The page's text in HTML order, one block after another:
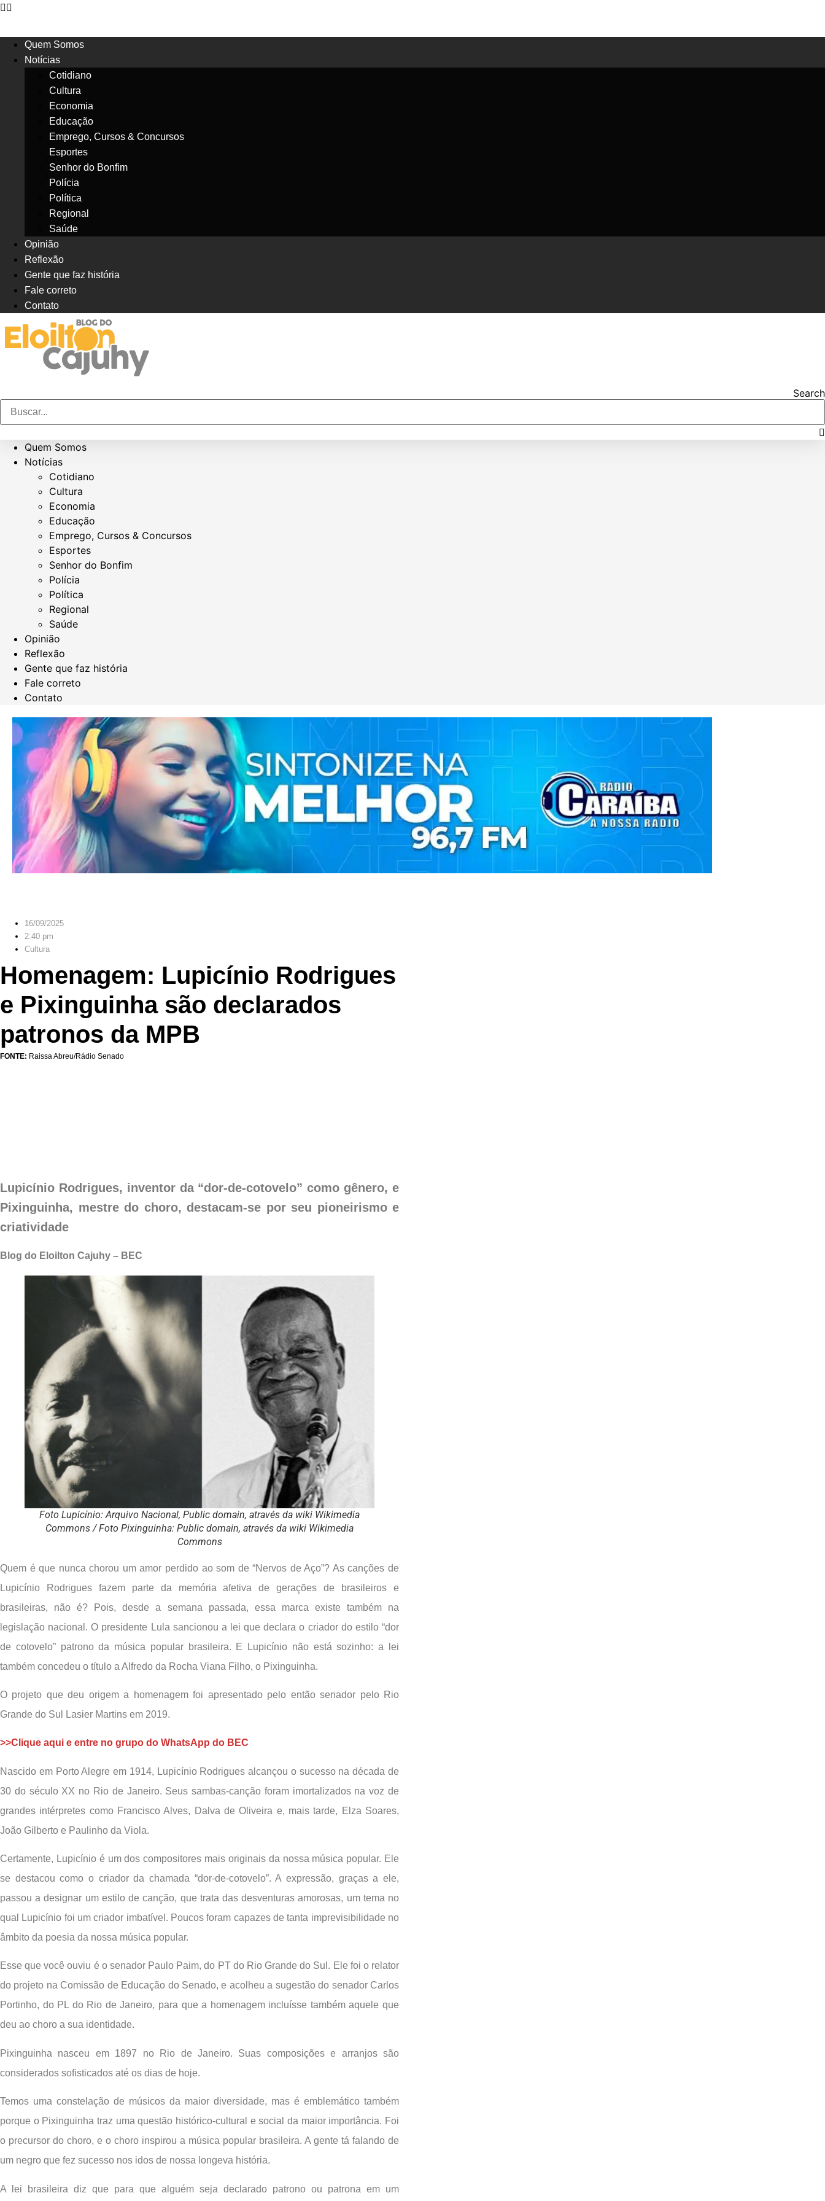
Ir
o
conteúdo
Quem Somos
Notícias
Cotidiano
Cultura
Economia
Educação
Emprego, Cursos & Concursos
Esportes
Senhor do Bonfim
Polícia
Política
Regional
Saúde
Opinião
Reflexão
Gente que faz história
Fale correto
Contato
Search
Quem Somos
Notícias
Cotidiano
Cultura
Economia
Educação
Emprego, Cursos & Concursos
Esportes
Senhor do Bonfim
Polícia
Política
Regional
Saúde
Opinião
Reflexão
Gente que faz história
Fale correto
Contato
16/09/2025
2:40 pm
Cultura
Homenagem: Lupicínio Rodrigues
e Pixinguinha são declarados
patronos da MPB
FONTE: Raissa Abreu/Rádio Senado
Lupicínio Rodrigues, inventor da “dor-de-cotovelo” como gênero, e
Pixinguinha, mestre do choro, destacam-se por seu pioneirismo e
criatividade
Blog do Eloilton Cajuhy – BEC
Foto Lupicínio: Arquivo Nacional, Public domain, através da wiki Wikimedia
Commons / Foto Pixinguinha: Public domain, através da wiki Wikimedia
Commons
Quem é que nunca chorou um amor perdido ao som de “Nervos de Aço”? As canções de
Lupicínio Rodrigues fazem parte da memória afetiva de gerações de brasileiros e
brasileiras, não é? Pois, desde a semana passada, essa marca existe também na
legislação nacional. O presidente Lula sancionou a lei que declara o criador do estilo “dor
de cotovelo” patrono da música popular brasileira. E Lupicínio não está sozinho: a lei
também concedeu o título a Alfredo da Rocha Viana Filho, o Pixinguinha.
O projeto que deu origem a homenagem foi apresentado pelo então senador pelo Rio
Grande do Sul Lasier Martins em 2019.
>>Clique aqui e entre no grupo do WhatsApp do BEC
Nascido em Porto Alegre em 1914, Lupicínio Rodrigues alcançou o sucesso na década de
30 do século XX no Rio de Janeiro. Seus sambas-canção foram imortalizados na voz de
grandes intérpretes como Francisco Alves, Dalva de Oliveira e, mais tarde, Elza Soares,
João Gilberto e Paulinho da Viola.
Certamente, Lupicínio é um dos compositores mais originais da nossa música popular. Ele
se destacou como o criador da chamada “dor-de-cotovelo”. A expressão, graças a ele,
passou a designar um estilo de canção, que trata das desventuras amorosas, um tema no
qual Lupicínio foi um criador imbatível. Poucos foram capazes de tanta imprevisibilidade no
âmbito da poesia da nossa música popular.
Esse que você ouviu é o senador Paulo Paim, do PT do Rio Grande do Sul. Ele foi o relator
do projeto na Comissão de Educação do Senado, e acolheu a sugestão do senador Carlos
Portinho, do PL do Rio de Janeiro, para que a homenagem incluísse também aquele que
deu ao choro a sua identidade.
Pixinguinha nasceu em 1897 no Rio de Janeiro. Suas composições e arranjos são
considerados sofisticados até os dias de hoje.
Temos uma constelação de músicos da maior diversidade, mas é emblemático também
porque o Pixinguinha traz uma questão histórico-cultural e social da maior importância. Foi
o precursor do choro, e o choro inspirou a música popular brasileira. A gente tá falando de
um negro que fez sucesso nos idos de nossa longeva história.
A lei brasileira diz que para que alguém seja declarado patrono ou patrona em um